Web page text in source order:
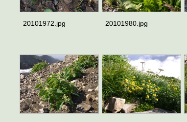
20101972.jpg 20101980.jpg